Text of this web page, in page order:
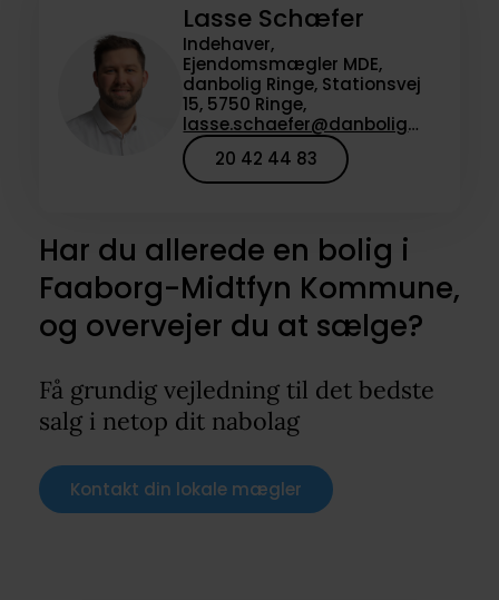
Lasse Schæfer
Indehaver,
Ejendomsmægler MDE,
danbolig Ringe, Stationsvej
15, 5750 Ringe,
lasse.schaefer@danbolig.dk
20 42 44 83
Har du allerede en bolig i
Faaborg-Midtfyn Kommune,
og overvejer du at sælge?
Få grundig vejledning til det bedste
salg i netop dit nabolag
Kontakt din lokale mægler